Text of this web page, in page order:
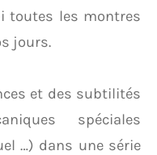
toutes les montres
jours.
et des subtilités
spéciales
…) dans une série